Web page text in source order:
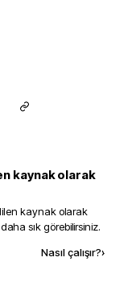
kaynak olarak
kaynak olarak
sık görebilirsiniz.
Nasıl çalışır?›